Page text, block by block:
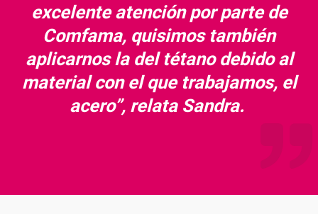
excelente atención por parte de
Comfama, quisimos también
aplicarnos la del tétano debido al
material con el que trabajamos, el
acero”, relata Sandra.